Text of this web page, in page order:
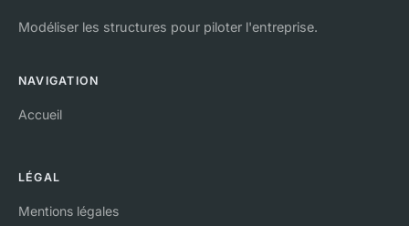
Modéliser les structures pour piloter l'entreprise.
NAVIGATION
Accueil
LÉGAL
Mentions légales